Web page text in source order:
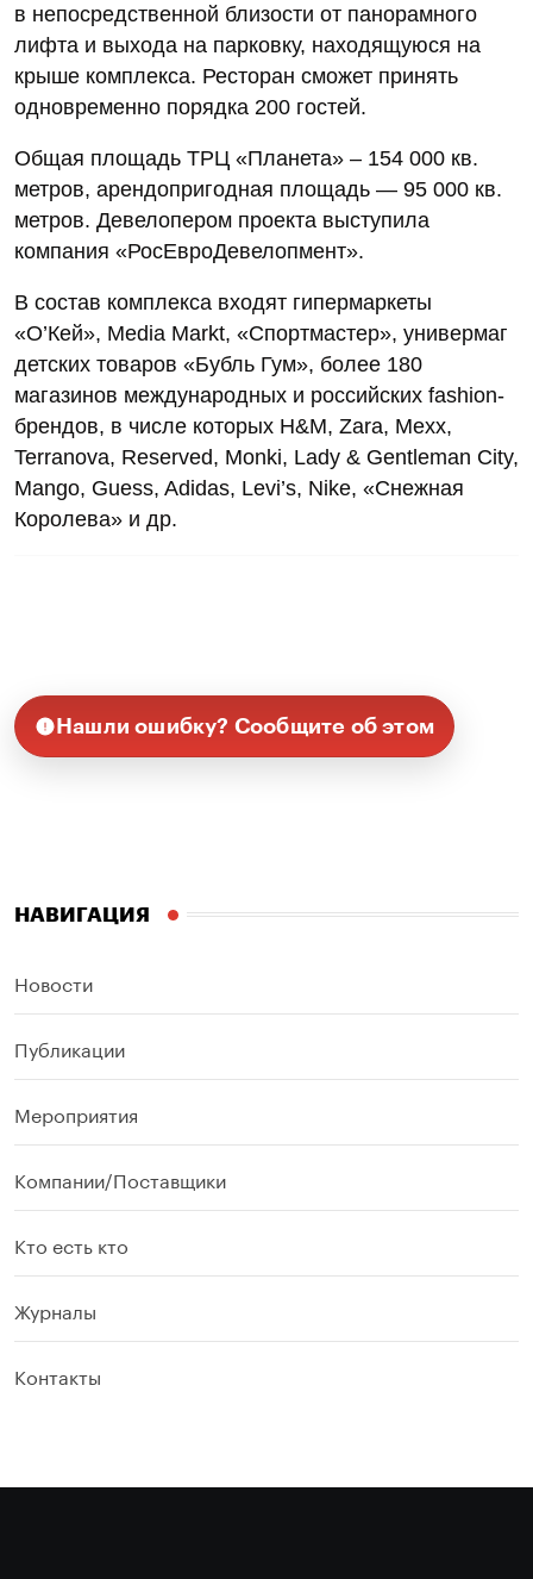
в непосредственной близости от панорамного
лифта и выхода на парковку, находящуюся на
крыше комплекса. Ресторан сможет принять
одновременно порядка 200 гостей.
Общая площадь ТРЦ «Планета» – 154 000 кв.
метров, арендопригодная площадь — 95 000 кв.
метров. Девелопером проекта выступила
компания «РосЕвроДевелопмент».
В состав комплекса входят гипермаркеты
«О’Кей», Media Markt, «Спортмастер», универмаг
детских товаров «Бубль Гум», более 180
магазинов международных и российских fashion-
брендов, в числе которых H&M, Zara, Mexx,
Terranova, Reserved, Monki, Lady & Gentleman City,
Mango, Guess, Adidas, Levi’s, Nike, «Снежная
Королева» и др.
Нашли ошибку? Сообщите об этом
НАВИГАЦИЯ
Новости
Публикации
Мероприятия
Компании/Поставщики
Кто есть кто
Журналы
Контакты